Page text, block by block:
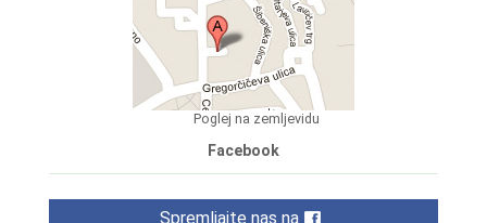
Poglej na zemljevidu
Facebook
Spremljajte nas na